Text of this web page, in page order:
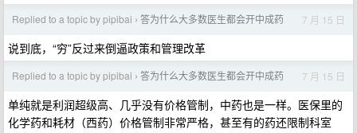
Replied to a topic by pipibai › 答为什么大多数医生都会开中成药 7 月 15 日
说到底，“穷”反过来倒逼政策和管理改革
Replied to a topic by pipibai › 答为什么大多数医生都会开中成药 7 月 15 日
单纯就是利润超级高、几乎没有价格管制，中药也是一样。医保里的
化学药和耗材（西药）价格管制非常严格，甚至有的药还限制科室